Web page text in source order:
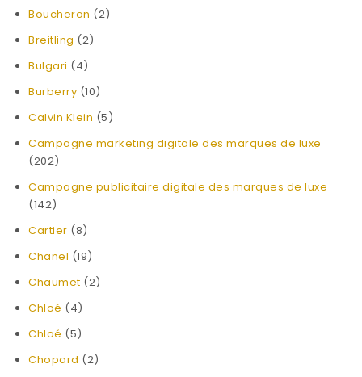
Boucheron (2)
Breitling (2)
Bulgari (4)
Burberry (10)
Calvin Klein (5)
Campagne marketing digitale des marques de luxe
(202)
Campagne publicitaire digitale des marques de luxe
(142)
Cartier (8)
Chanel (19)
Chaumet (2)
Chloé (4)
Chloé (5)
Chopard (2)